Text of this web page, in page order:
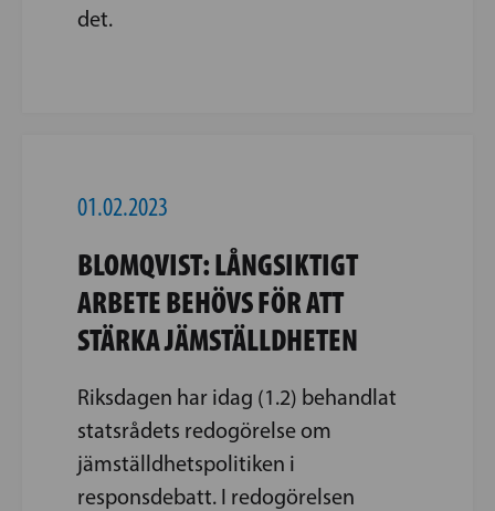
det.
01.02.2023
BLOMQVIST: LÅNGSIKTIGT
ARBETE BEHÖVS FÖR ATT
STÄRKA JÄMSTÄLLDHETEN
Riksdagen har idag (1.2) behandlat
statsrådets redogörelse om
jämställdhetspolitiken i
responsdebatt. I redogörelsen